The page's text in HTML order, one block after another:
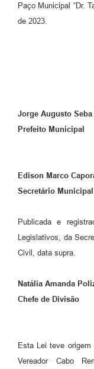
Paço Municipal “Dr.
de 2023.
Jorge Augusto Seba
Prefeito Municipal
Edison Marco
Secretário
Publicada e
Legislativos, da
Civil, data supra.
Natália Amanda
Chefe de Divisão
Esta Lei teve origem
Vereador Cabo